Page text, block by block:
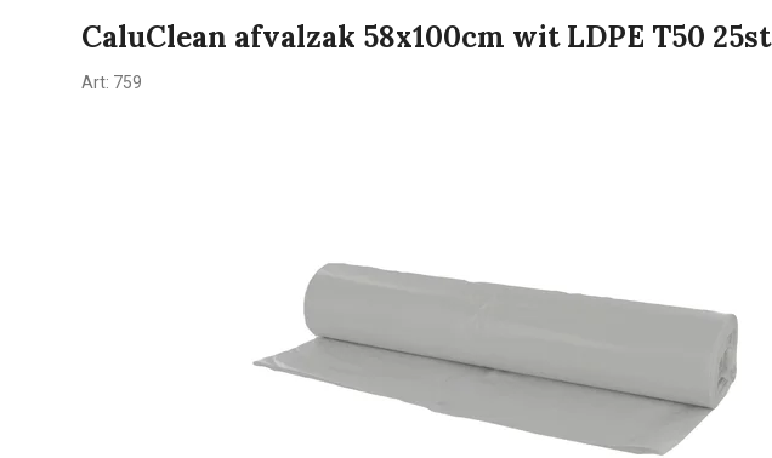
CaluClean afvalzak 58x100cm wit LDPE T50 25st
Art: 759